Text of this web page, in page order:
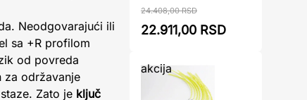
Neodgovarajući ili
sa +R profilom
od povreda
za održavanje
Zato je ključ
24.408,00 RSD
22.911,00 RSD
akcija